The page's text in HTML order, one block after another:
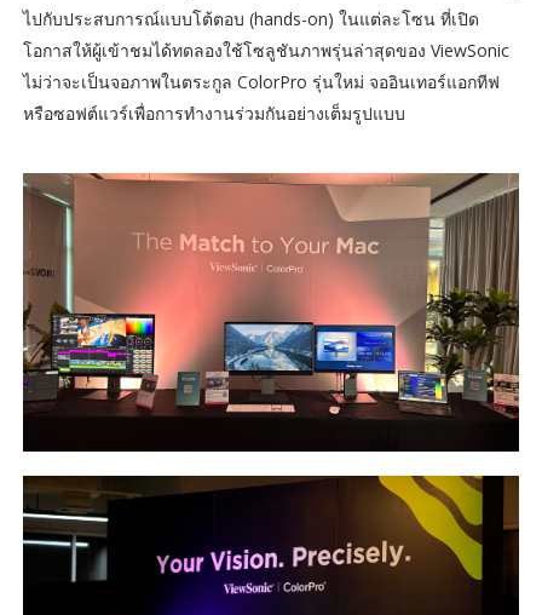
ไปกับประสบการณ์แบบโต้ตอบ (hands-on) ในแต่ละโซน ที่เปิด
โอกาสให้ผู้เข้าชมได้ทดลองใช้โซลูชันภาพรุ่นล่าสุดของ ViewSonic
ไม่ว่าจะเป็นจอภาพในตระกูล ColorPro รุ่นใหม่ จออินเทอร์แอกทีฟ
หรือซอฟต์แวร์เพื่อการทำงานร่วมกันอย่างเต็มรูปแบบ